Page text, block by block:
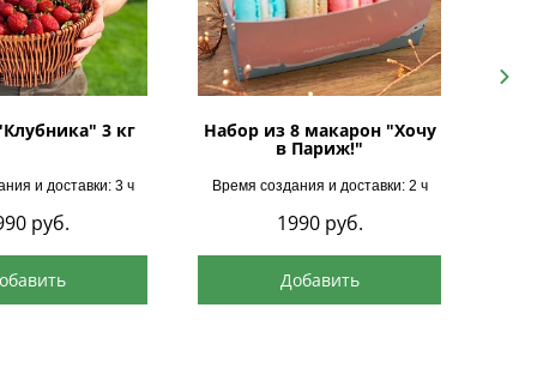
3 кг
и доставки: 3 ч
руб.
Набор из 8 макарон "Хочу
в Париж!"
Время создания и доставки: 2 ч
1990 руб.
Добавить
Next